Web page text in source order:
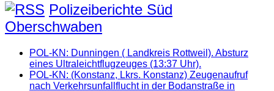
Polizeiberichte Süd
Oberschwaben
POL-KN: Dunningen ( Landkreis Rottweil). Absturz
eines Ultraleichtflugzeuges (13:37 Uhr).
POL-KN: (Konstanz, Lkrs. Konstanz) Zeugenaufruf
nach Verkehrsunfallflucht in der Bodanstraße in